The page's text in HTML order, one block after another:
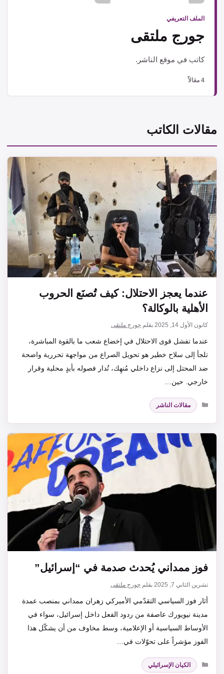
الملف التعريفي
جورج ملتقى
كاتب في موقع الناشر.
4 مقالاً
مقالات الكاتب
عندما يعجز الاحتلال: كيف تُصنَع الحروب
الأهلية بالوكالة؟
كانون الأول 14, 2025 بقلم جورج ملتقى
عندما تفشل قوى الاحتلال في إخضاع شعب ما بالقوة المباشرة،
تلجأ إلى سلاح خطير هو تحويل الصراع من مواجهة تحررية واضحة
ضد المحتل إلى نزاع داخلي مُنهِك، تُدار فصوله بأيدٍ محلية وقرار
خارجي. حين…
التصنيفات
مقالات الناشر
فوز ممداني يُحدث صدمة في “إسرائيل”
تشرين الثاني 7, 2025 بقلم جورج ملتقى
أثار فوز السياسي التقدّمي الأميركي زهران ممداني بمنصب عمدة
مدينة نيويورك عاصفة من ردود الفعل داخل إسرائيل، سواء في
الأوساط السياسية أو الإعلامية، وسط مخاوف من أن يشكّل هذا
الفوز مؤشراً على تحوّلات في…
التصنيفات
الكيان الإسرائيلي